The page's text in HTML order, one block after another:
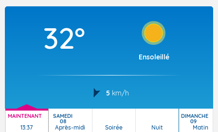
Articles
32°
Ensoleillé
5 km/h
MAINTENANT
13:37
SAMEDI
08
Après-midi Soirée Nuit
DIMANCHE
09
Matin